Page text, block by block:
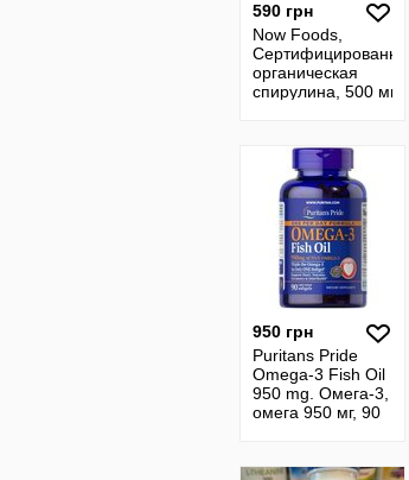
590 грн
Now Foods,
Сертифицированная
органическая
спирулина, 500 мг,
950 грн
Puritans Pride
Omega-3 Fish Oil
950 mg. Омега-3,
омега 950 мг, 90